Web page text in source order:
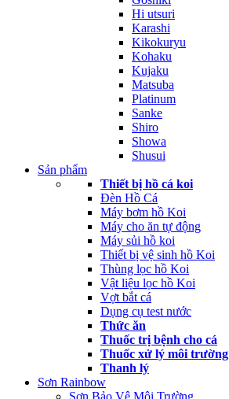
Hi utsuri
Karashi
Kikokuryu
Kohaku
Kujaku
Matsuba
Platinum
Sanke
Shiro
Showa
Shusui
Sản phẩm
Thiết bị hồ cá koi
Đèn Hồ Cá
Máy bơm hồ Koi
Máy cho ăn tự động
Máy sủi hồ koi
Thiết bị vệ sinh hồ Koi
Thùng lọc hồ Koi
Vật liệu lọc hồ Koi
Vợt bắt cá
Dụng cụ test nước
Thức ăn
Thuốc trị bệnh cho cá
Thuốc xử lý môi trường
Thanh lý
Sơn Rainbow
Sơn Bảo Vệ Môi Trường